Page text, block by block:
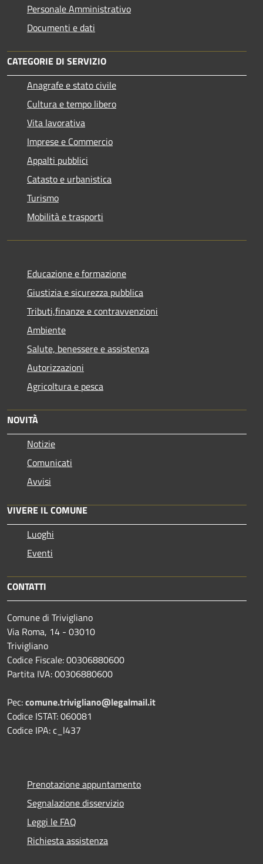
Personale Amministrativo
Documenti e dati
CATEGORIE DI SERVIZIO
Anagrafe e stato civile
Cultura e tempo libero
Vita lavorativa
Imprese e Commercio
Appalti pubblici
Catasto e urbanistica
Turismo
Mobilità e trasporti
Educazione e formazione
Giustizia e sicurezza pubblica
Tributi,finanze e contravvenzioni
Ambiente
Salute, benessere e assistenza
Autorizzazioni
Agricoltura e pesca
NOVITÀ
Notizie
Comunicati
Avvisi
VIVERE IL COMUNE
Luoghi
Eventi
CONTATTI
Comune di Trivigliano
Via Roma, 14 - 03010
Trivigliano
Codice Fiscale: 00306880600
Partita IVA: 00306880600
Pec:comune.trivigliano@legalmail.it
Codice ISTAT: 060081
Codice IPA: c_l437
Prenotazione appuntamento
Segnalazione disservizio
Leggi le FAQ
Richiesta assistenza